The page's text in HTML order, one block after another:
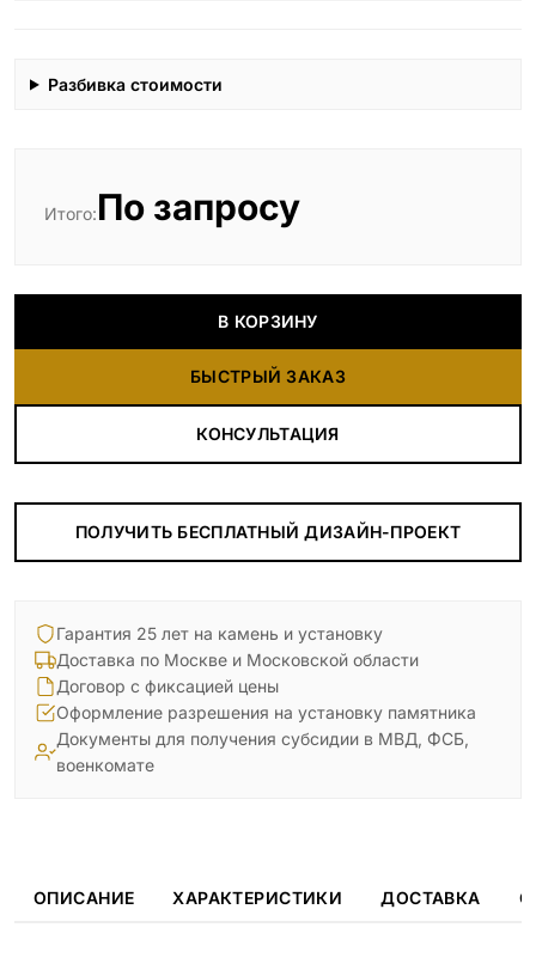
Разбивка стоимости
Итого:По запросу
В КОРЗИНУ
БЫСТРЫЙ ЗАКАЗ
КОНСУЛЬТАЦИЯ
ПОЛУЧИТЬ БЕСПЛАТНЫЙ ДИЗАЙН-ПРОЕКТ
Гарантия 25 лет на камень и установку
Доставка по Москве и Московской области
Договор с фиксацией цены
Оформление разрешения на установку памятника
Документы для получения субсидии в МВД, ФСБ,
военкомате
ОПИСАНИЕ ХАРАКТЕРИСТИКИ ДОСТАВКА